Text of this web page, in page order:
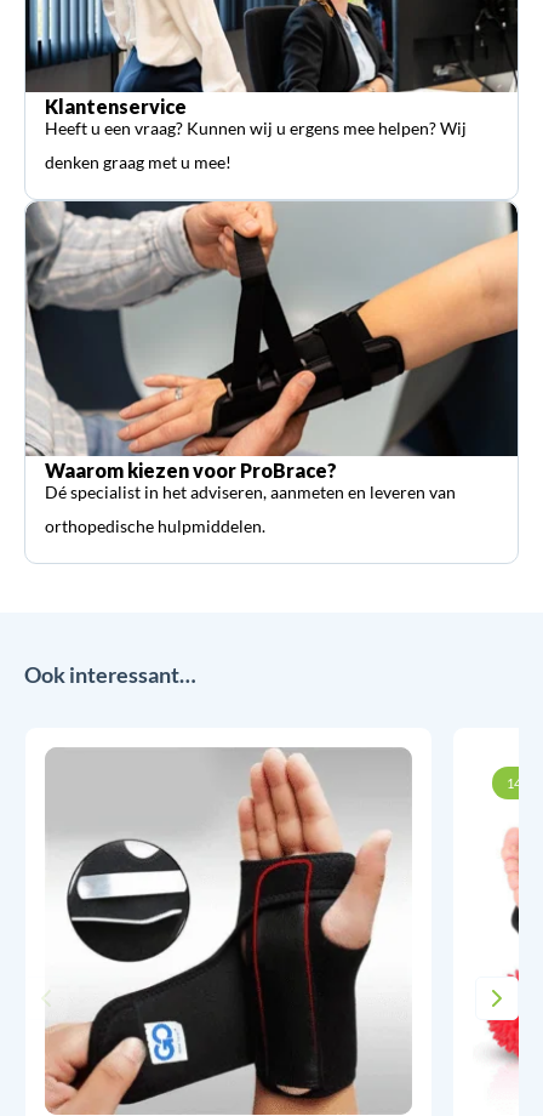
Klantenservice
Heeft u een vraag? Kunnen wij u ergens mee helpen? Wij
denken graag met u mee!
Waarom kiezen voor ProBrace?
Dé specialist in het adviseren, aanmeten en leveren van
orthopedische hulpmiddelen.
Ook interessant…
14%